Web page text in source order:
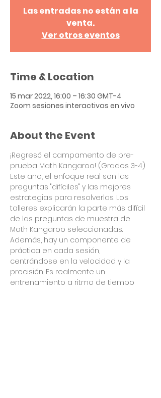
Las entradas no están a la
venta.
Ver otros eventos
Time & Location
15 mar 2022, 16:00 – 16:30 GMT-4
Zoom sesiones interactivas en vivo
About the Event
¡Regresó el campamento de pre-
prueba Math Kangaroo! (Grados 3-4)
Este año, el enfoque real son las
preguntas "difíciles" y las mejores
estrategias para resolverlas. Los
talleres explicarán la parte más difícil
de las preguntas de muestra de
Math Kangaroo seleccionadas.
Además, hay un componente de
práctica en cada sesión,
centrándose en la velocidad y la
precisión. Es realmente un
entrenamiento a ritmo de tiempo